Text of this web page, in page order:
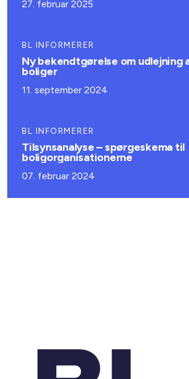
27. februar 2025
BL INFORMERER
Ny bekendtgørelse om udlejning
boliger
11. september 2024
BL INFORMERER
Tilsynsanalyse – spørgeskema til
boligorganisationerne
07. februar 2024